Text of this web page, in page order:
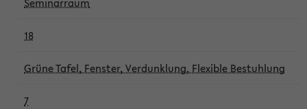
18
Grüne Tafel, Fenster, Verdunklung, Flexible Bestuhlung
7